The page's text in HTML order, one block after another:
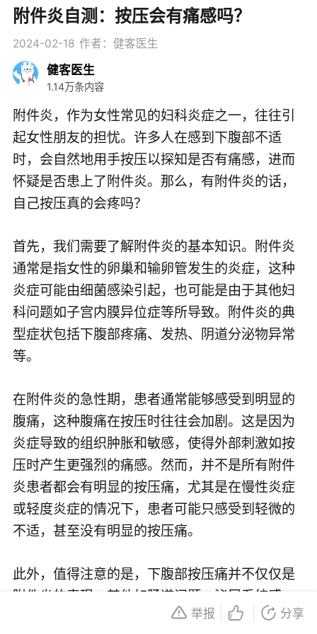
附件炎自测：按压会有痛感吗？
2024-02-18 作者：健客医生
健客医生
1.14万条内容
附件炎，作为女性常见的妇科炎症之一，往往引
起女性朋友的担忧。许多人在感到下腹部不适
时，会自然地用手按压以探知是否有痛感，进而
怀疑是否患上了附件炎。那么，有附件炎的话，
自己按压真的会疼吗？
首先，我们需要了解附件炎的基本知识。附件炎
通常是指女性的卵巢和输卵管发生的炎症，这种
炎症可能由细菌感染引起，也可能是由于其他妇
科问题如子宫内膜异位症等所导致。附件炎的典
型症状包括下腹部疼痛、发热、阴道分泌物异常
等。
在附件炎的急性期，患者通常能够感受到明显的
腹痛，这种腹痛在按压时往往会加剧。这是因为
炎症导致的组织肿胀和敏感，使得外部刺激如按
压时产生更强烈的痛感。然而，并不是所有附件
炎患者都会有明显的按压痛，尤其是在慢性炎症
或轻度炎症的情况下，患者可能只感受到轻微的
不适，甚至没有明显的按压痛。
此外，值得注意的是，下腹部按压痛并不仅仅是
附件炎的表现。其他如肠道问题、泌尿系统感
染、肌肉拉伤等也可能导致类似的症状。因此，
举报 分享